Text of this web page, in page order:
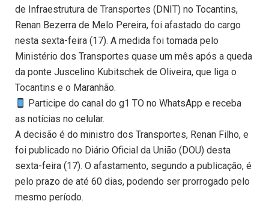
de Infraestrutura de Transportes (DNIT) no Tocantins,
Renan Bezerra de Melo Pereira, foi afastado do cargo
nesta sexta-feira (17). A medida foi tomada pelo
Ministério dos Transportes quase um mês após a queda
da ponte Juscelino Kubitschek de Oliveira, que liga o
Tocantins e o Maranhão.
Participe do canal do g1 TO no WhatsApp e receba
as notícias no celular.
A decisão é do ministro dos Transportes, Renan Filho, e
foi publicado no Diário Oficial da União (DOU) desta
sexta-feira (17). O afastamento, segundo a publicação, é
pelo prazo de até 60 dias, podendo ser prorrogado pelo
mesmo período.